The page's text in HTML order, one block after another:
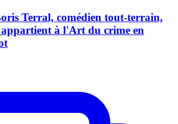
Terral, comédien tout-terrain,
appartient à l'Art du crime en